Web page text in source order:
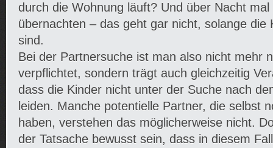
durch die Wohnung läuft? Und über Nacht
übernachten – das geht gar nicht, solange die
sind.
Bei der Partnersuche ist man also nicht mehr
verpflichtet, sondern trägt auch gleichzeitig
dass die Kinder nicht unter der Suche nach
leiden. Manche potentielle Partner, die selbst
haben, verstehen das möglicherweise nicht.
der Tatsache bewusst sein, dass in diesem